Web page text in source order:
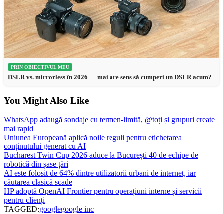
PRIN OBIECTIVUL MEU
DSLR vs. mirrorless în 2026 — mai are sens să cumperi un DSLR acum?
You Might Also Like
WhatsApp adaugă sondaje cu termen-limită, @toți și grupuri create
mai rapid
Uniunea Europeană aplică noile reguli pentru etichetarea
conținutului generat cu AI
Bucharest Twin Cup 2026 aduce la București 40 de echipe de
robotică din șase țări
AI este folosit de 64% dintre utilizatorii urbani de internet, iar
căutarea clasică scade
HP adoptă OpenAI Frontier pentru operațiuni interne și servicii
pentru clienți
TAGGED:googlegoogle inc